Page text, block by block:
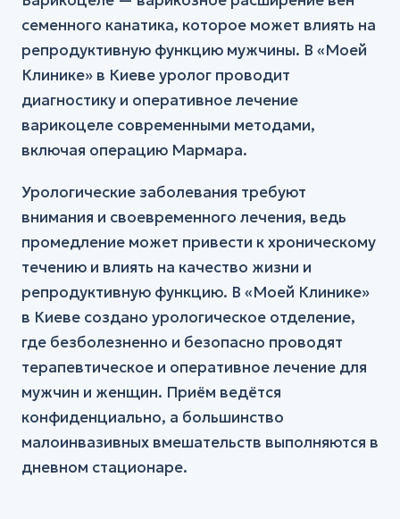
семенного канатика, которое может влиять на
репродуктивную функцию мужчины. В «Моей
Клинике» в Киеве уролог проводит
диагностику и оперативное лечение
варикоцеле современными методами,
включая операцию Мармара.
Урологические заболевания требуют
внимания и своевременного лечения, ведь
промедление может привести к хроническому
течению и влиять на качество жизни и
репродуктивную функцию. В «Моей Клинике»
в Киеве создано урологическое отделение,
где безболезненно и безопасно проводят
терапевтическое и оперативное лечение для
мужчин и женщин. Приём ведётся
конфиденциально, а большинство
малоинвазивных вмешательств выполняются в
дневном стационаре.